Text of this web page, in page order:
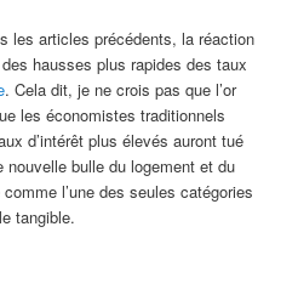
les articles précédents, la réaction
hausses plus rapides des taux
. Cela dit, je ne crois pas que l’or
les économistes traditionnels
d’intérêt plus élevés auront tué
nouvelle bulle du logement et du
l’une des seules catégories
tangible.